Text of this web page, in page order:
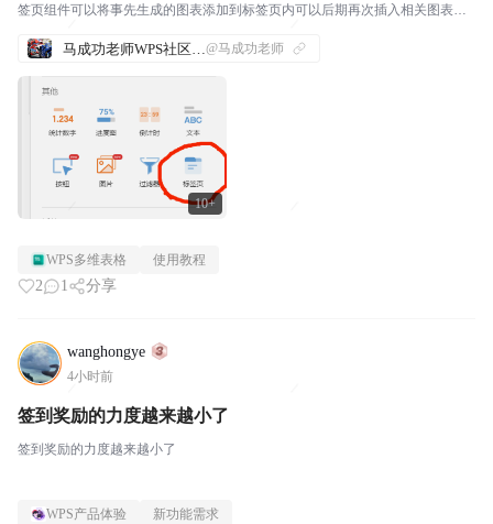
10+
签页组件可以将事先生成的图表添加到标签页内可以后期再次插入相关图表组
以放置更多的图表根据需要，还可以添加标签：这样一来，...
@马成功老师
WPS多维表格 使用教程
2 1 分享
wanghongye
4小时前
签到奖励的力度越来越小了
签到奖励的力度越来越小了
WPS产品体验 新功能需求